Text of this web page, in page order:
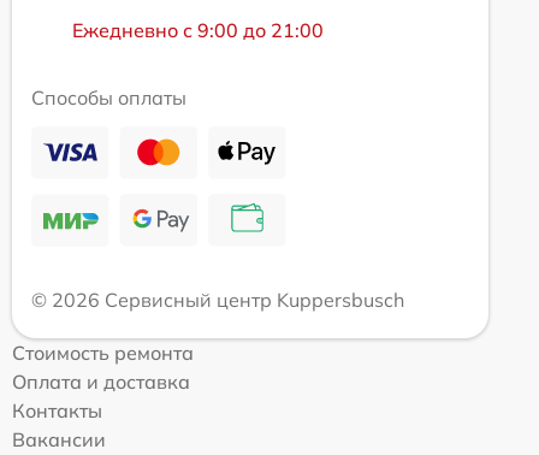
Ежедневно с 9:00 до 21:00
Способы оплаты
© 2026 Сервисный центр Kuppersbusch
Стоимость ремонта
Оплата и доставка
Контакты
Вакансии